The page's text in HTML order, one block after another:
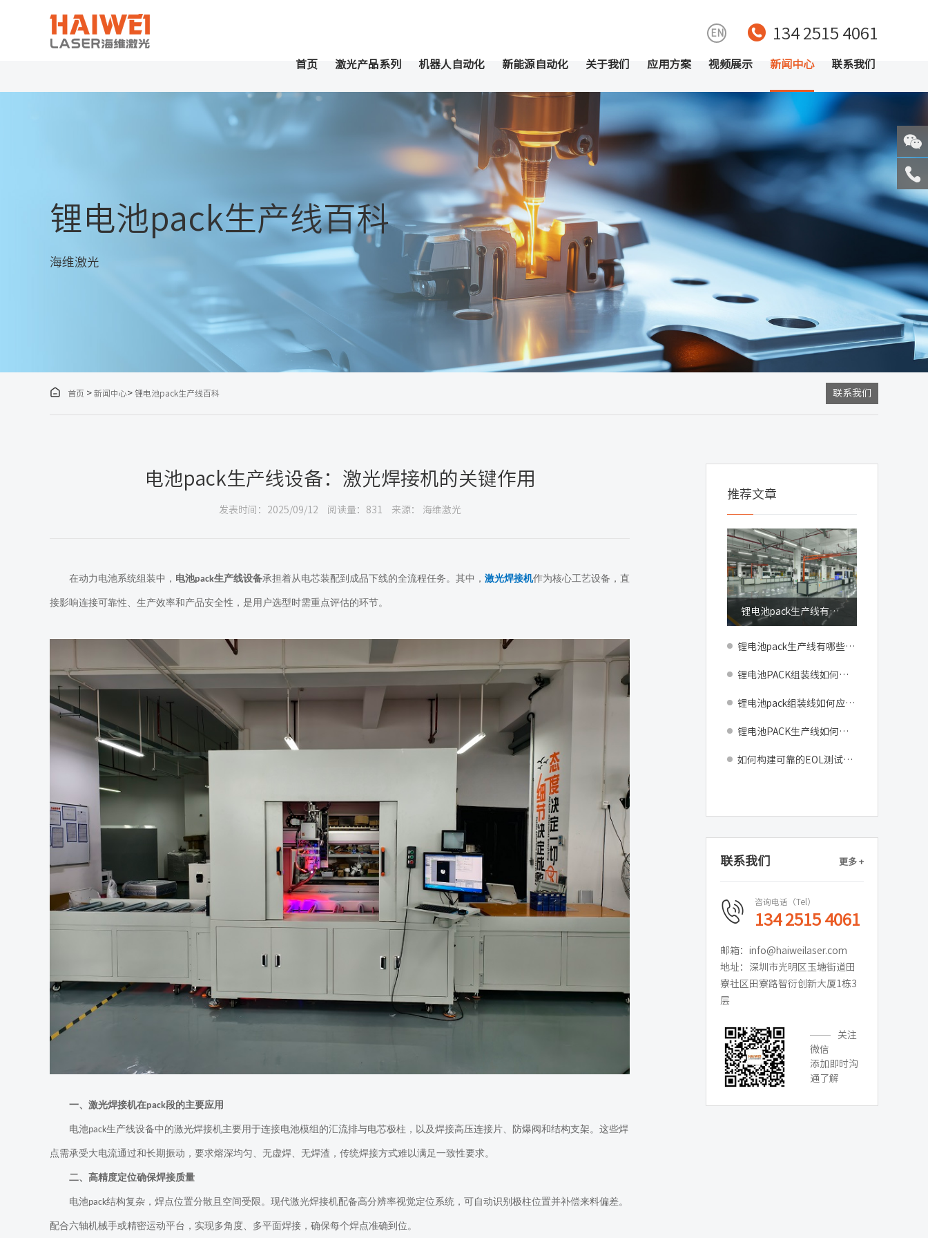
134 2515 4061
EN
首页 激光产品系列 机器人自动化 新能源自动化 关于我们 应用方案 视频展示 新闻中心 联系我们
锂电池pack生产线百科
海维激光
 首页 > 新闻中心> 锂电池pack生产线百科 联系我们
电池pack生产线设备：激光焊接机的关键作用
发表时间：2025/09/12 阅读量：831 来源： 海维激光
在动力电池系统组装中， 电池pack生产线设备承担着从电芯装配到成品下线的全流程任务。其中， 激光焊接机作为核心工艺设备，直
接影响连接可靠性、生产效率和产品安全性，是用户选型时需重点评估的环节。
一、激光焊接机在pack段的主要应用
电池pack生产线设备中的激光焊接机主要用于连接电池模组的汇流排与电芯极柱，以及焊接高压连接片、防爆阀和结构支架。这些焊
点需承受大电流通过和长期振动，要求熔深均匀、无虚焊、无焊渣，传统焊接方式难以满足一致性要求。
二、高精度定位确保焊接质量
电池pack结构复杂，焊点位置分散且空间受限。现代激光焊接机配备高分辨率视觉定位系统，可自动识别极柱位置并补偿来料偏差。
配合六轴机械手或精密运动平台，实现多角度、多平面焊接，确保每个焊点准确到位。
推荐文章
锂电池pack生产线有什么优点？
锂电池pack生产线有哪些用途？
锂电池PACK组装线如何应对电芯尺寸公差带来的装配挑战？自适应对准与柔性压装方案
锂电池pack组装线如何应对电芯尺寸公差带来的装配挑战？
锂电池PACK生产线如何解决电芯分选配组效率低的瓶颈？
如何构建可靠的EOL测试系统？锂电池pack组装线最终测试站配置指南
联系我们 更多 +
咨询电话（Tel）
134 2515 4061
邮箱：info@haiweilaser.com
地址：深圳市光明区玉塘街道田
寮社区田寮路智衍创新大厦1栋3
层
关注
微信
添加即时沟
通了解
关注
微信
服务
顶部